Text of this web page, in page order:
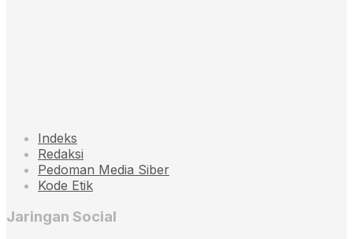
Indeks
Redaksi
Pedoman Media Siber
Kode Etik
Jaringan Social